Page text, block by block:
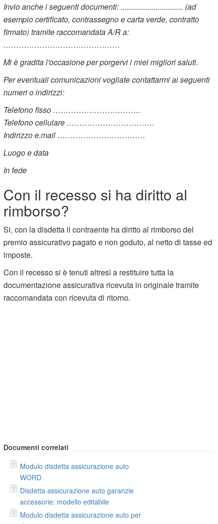
Invio anche i seguenti documenti: ................................ (ad
esempio certificato, contrassegno e carta verde, contratto
firmato) tramite raccomandata A/R a:
………………………………………
Mi è gradita l'occasione per porgervi i miei migliori saluti.
Per eventuali comunicazioni vogliate contattarmi ai seguenti
numeri o indirizzi:
Telefono fisso …………………………….
Telefono cellulare …………………………….
Indirizzo e.mail …………………………….
Luogo e data
In fede
Con il recesso si ha diritto al
rimborso?
Si, con la disdetta il contraente ha diritto al rimborso del
premio assicurativo pagato e non goduto, al netto di tasse ed
imposte.
Con il recesso si è tenuti altresì a restituire tutta la
documentazione assicurativa ricevuta in originale tramite
raccomandata con ricevuta di ritorno.
Documenti correlati
Modulo disdetta assicurazione auto
WORD
Disdetta assicurazione auto garanzie
accessorie: modello editabile
Modulo disdetta assicurazione auto per